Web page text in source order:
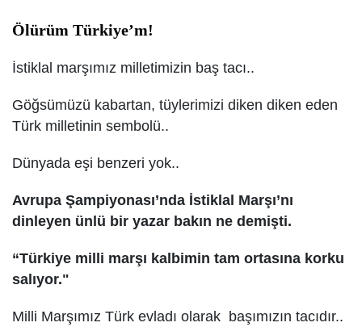
Ölürüm Türkiye’m!
İstiklal marşımız milletimizin baş tacı..
Göğsümüzü kabartan, tüylerimizi diken diken eden
Türk milletinin sembolü..
Dünyada eşi benzeri yok..
Avrupa Şampiyonası’nda İstiklal Marşı’nı
dinleyen ünlü bir yazar bakın ne demişti.
“Türkiye milli marşı kalbimin tam ortasına korku
salıyor."
Milli Marşımız Türk evladı olarak başımızın tacıdır..